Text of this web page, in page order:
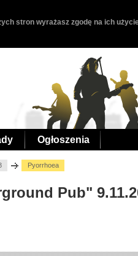
stron wyrażasz zgodę na ich
Ogłoszenia
Pyorrhoea
Pub"